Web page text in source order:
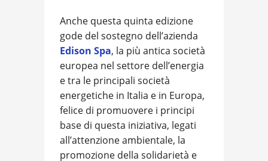
Anche questa quinta edizione
gode del sostegno dell’azienda
Edison Spa, la più antica società
europea nel settore dell’energia
e tra le principali società
energetiche in Italia e in Europa,
felice di promuovere i principi
base di questa iniziativa, legati
all’attenzione ambientale, la
promozione della solidarietà e